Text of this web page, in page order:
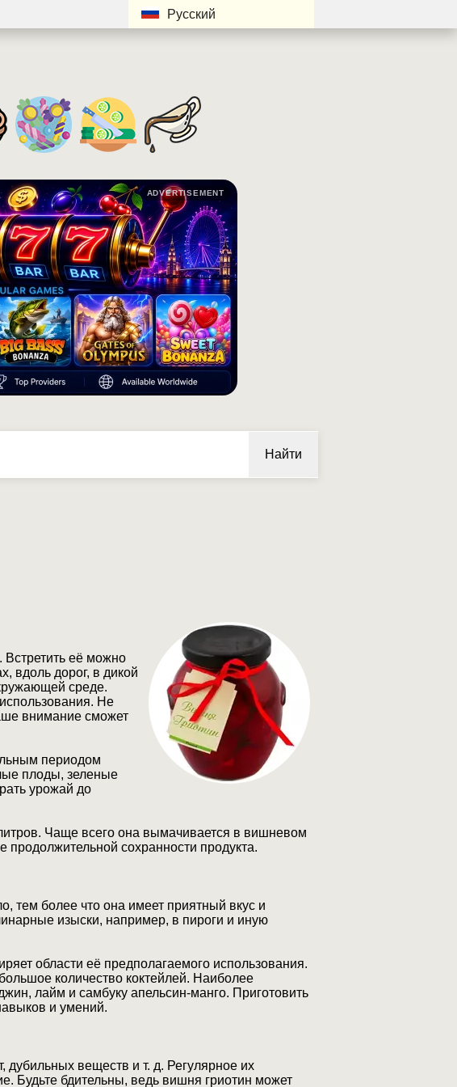
Русский
ADVERTISEMENT
Найти
её можно
вдоль дорог, в дикой
среде.
Не
внимание сможет
периодом
плоды, зеленые
урожай до
Чаще всего она вымачивается в вишневом
продолжительной сохранности продукта.
тем более что она имеет приятный вкус и
изыски, например, в пироги и иную
области её предполагаемого использования.
количество коктейлей. Наиболее
лайм и самбуку апельсин-манго. Приготовить
и умений.
веществ и т. д. Регулярное их
Будьте бдительны, ведь вишня гриотин может